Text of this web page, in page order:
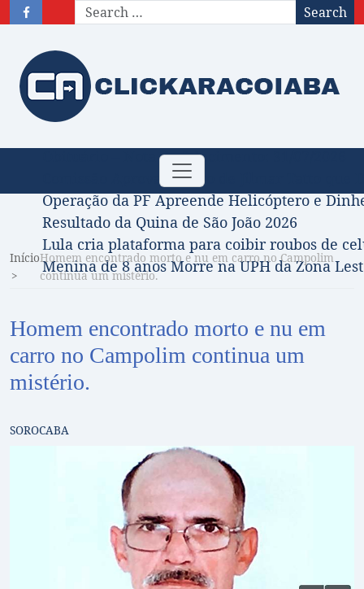
Search
Toggle
navigation
Obituário – Nota de falecimento: 31/07/2026
Comissão Aprova Projeto de Jilmar Tatto
Operação da PF Apreende Helicóptero e
Resultado da Quina de São João 2026
Lula cria plataforma para coibir roubos de
Menina de 8 anos Morre na UPH da Zona
InícioHomem encontrado morto e nu em carro no Campolim
continua um mistério.
Homem encontrado morto e nu em
carro no Campolim continua um
mistério.
SOROCABA